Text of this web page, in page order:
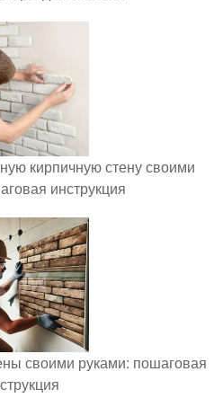
кирпичную стену своими
инструкция
своими руками: пошаговая